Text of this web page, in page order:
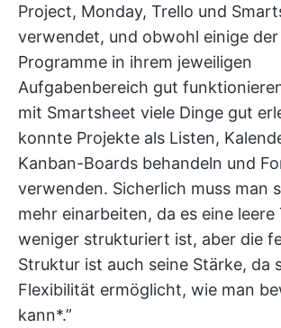
Project, Monday, Trello und
verwendet, und obwohl einige
Programme in ihrem jeweiligen
Aufgabenbereich gut
mit Smartsheet viele Dinge gut
konnte Projekte als Listen,
Kanban-Boards behandeln und
verwenden. Sicherlich muss man
mehr einarbeiten, da es eine leere
weniger strukturiert ist, aber die
Struktur ist auch seine Stärke, da
Flexibilität ermöglicht, wie man
kann*.”